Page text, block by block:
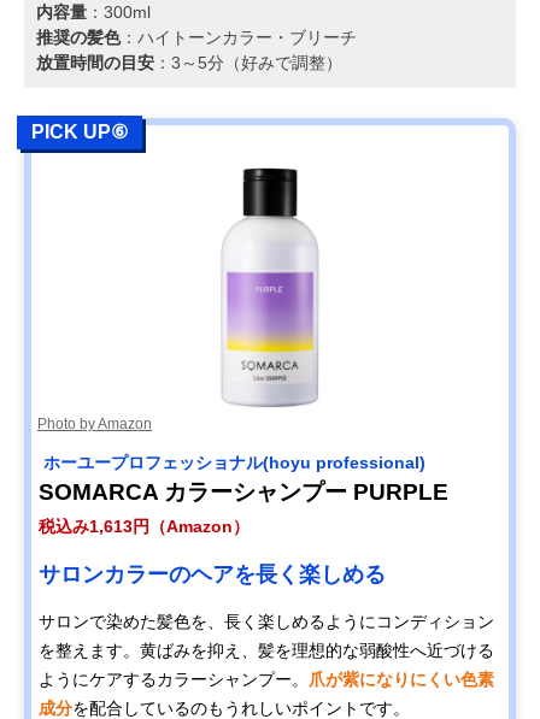
内容量 ：300ml
推奨の髪色：ハイトーンカラー・ブリーチ
放置時間の目安 ：3～5分（好みで調整）
PICK UP⑥
Photo by Amazon
‎ ホーユープロフェッショナル(hoyu professional)
SOMARCA カラーシャンプー PURPLE
税込み1,613円（Amazon）
サロンカラーのヘアを長く楽しめる
サロンで染めた髪色を、長く楽しめるようにコンディション
を整えます。黄ばみを抑え、髪を理想的な弱酸性へ近づける
ようにケアするカラーシャンプー。
爪が紫になりにくい色素
成分を配合しているのもうれしいポイントです。